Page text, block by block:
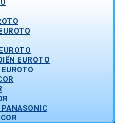
EUROTO